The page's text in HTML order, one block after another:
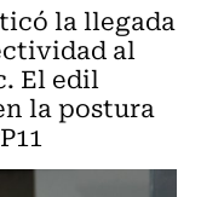
la llegada
al
El edil
la postura